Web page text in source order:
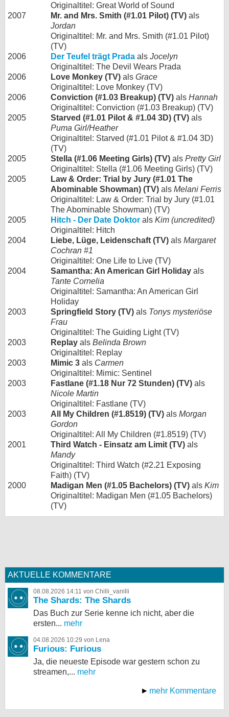
Originaltitel: Great World of Sound
2007
Mr. and Mrs. Smith (#1.01 Pilot) (TV) als
Jordan
Originaltitel: Mr. and Mrs. Smith (#1.01 Pilot)
(TV)
2006
Der Teufel trägt Prada als Jocelyn
Originaltitel: The Devil Wears Prada
2006
Love Monkey (TV) als Grace
Originaltitel: Love Monkey (TV)
2006
Conviction (#1.03 Breakup) (TV) als Hannah
Originaltitel: Conviction (#1.03 Breakup) (TV)
2005
Starved (#1.01 Pilot & #1.04 3D) (TV) als
Puma Girl/Heather
Originaltitel: Starved (#1.01 Pilot & #1.04 3D)
(TV)
2005
Stella (#1.06 Meeting Girls) (TV) als Pretty Girl
Originaltitel: Stella (#1.06 Meeting Girls) (TV)
2005
Law & Order: Trial by Jury (#1.01 The
Abominable Showman) (TV) als Melani Ferris
Originaltitel: Law & Order: Trial by Jury (#1.01
The Abominable Showman) (TV)
2005
Hitch - Der Date Doktor als Kim (uncredited)
Originaltitel: Hitch
2004
Liebe, Lüge, Leidenschaft (TV) als Margaret
Cochran #1
Originaltitel: One Life to Live (TV)
2004
Samantha: An American Girl Holiday als
Tante Cornelia
Originaltitel: Samantha: An American Girl
Holiday
2003
Springfield Story (TV) als Tonys mysteriöse
Frau
Originaltitel: The Guiding Light (TV)
2003
Replay als Belinda Brown
Originaltitel: Replay
2003
Mimic 3 als Carmen
Originaltitel: Mimic: Sentinel
2003
Fastlane (#1.18 Nur 72 Stunden) (TV) als
Nicole Martin
Originaltitel: Fastlane (TV)
2003
All My Children (#1.8519) (TV) als Morgan
Gordon
Originaltitel: All My Children (#1.8519) (TV)
2001
Third Watch - Einsatz am Limit (TV) als
Mandy
Originaltitel: Third Watch (#2.21 Exposing
Faith) (TV)
2000
Madigan Men (#1.05 Bachelors) (TV) als Kim
Originaltitel: Madigan Men (#1.05 Bachelors)
(TV)
AKTUELLE KOMMENTARE
08.08.2026 14:11 von Chilli_vanilli
The Shards: The Shards
Das Buch zur Serie kenne ich nicht, aber die
ersten... mehr
04.08.2026 10:29 von Lena
Furious: Furious
Ja, die neueste Episode war gestern schon zu
streamen,... mehr
mehr Kommentare